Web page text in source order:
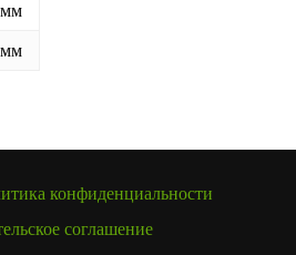
мм
мм
конфиденциальности
соглашение